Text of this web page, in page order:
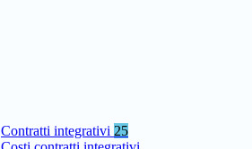
Contratti integrativi 25